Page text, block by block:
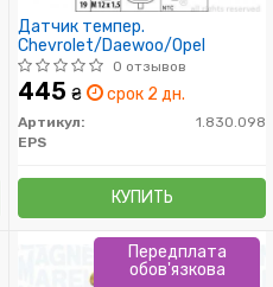
Датчик темпер.
Chevrolet/Daewoo/Opel
0 отзывов
445 ₴ срок 2 дн.
Артикул:
1.830.098
EPS
КУПИТЬ
Передплата
обов'язкова